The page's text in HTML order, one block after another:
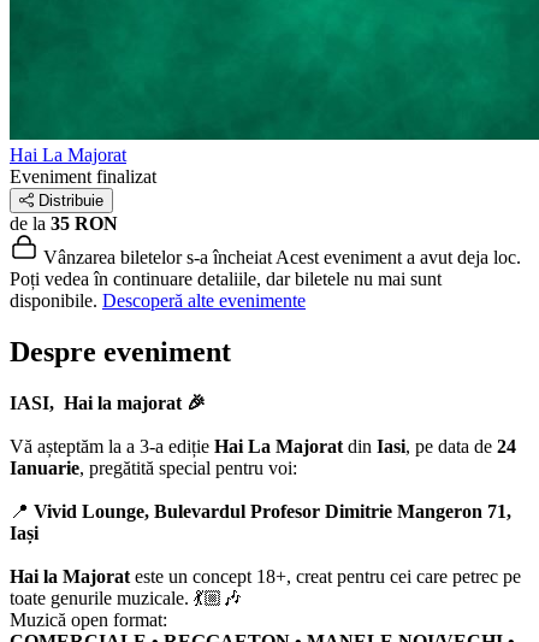
Hai La Majorat
Eveniment finalizat
Distribuie
de la 35 RON
Vânzarea biletelor s-a încheiat Acest eveniment a avut deja loc.
Poți vedea în continuare detaliile, dar biletele nu mai sunt
disponibile. Descoperă alte evenimente
Despre eveniment
IASI, Hai la majorat 🎉
Vă așteptăm la a 3-a ediție Hai La Majorat din Iasi, pe data de 24
Ianuarie, pregătită special pentru voi:
📍 Vivid Lounge, Bulevardul Profesor Dimitrie Mangeron 71,
Iași
Hai la Majorat este un concept 18+, creat pentru cei care petrec pe
toate genurile muzicale. 💃🏼🎶
Muzică open format: